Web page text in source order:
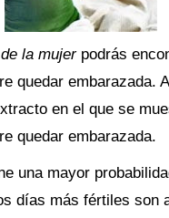
la mujerpodrás
quedar embarazada.
en el que se
quedar embarazada.
una mayor
días más fértiles son